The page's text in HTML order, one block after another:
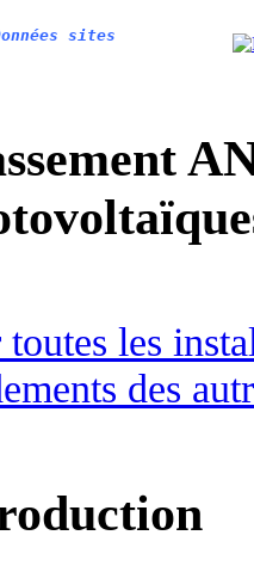
sites
les
des